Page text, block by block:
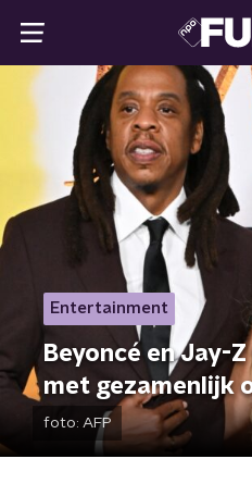
Entertainment
Beyoncé en Jay-
met gezamenlijk
foto: AFP